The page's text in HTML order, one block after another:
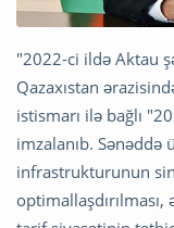
"2022-ci ildə Aktau
Qazaxıstan
istismarı ilə bağlı
imzalanıb.
infrastrukturunun
optimallaşdırılması,